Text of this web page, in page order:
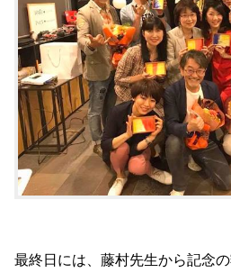
最終日には、藤村先生から記念